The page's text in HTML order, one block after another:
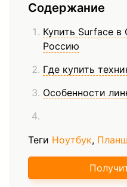
Содержание
Купить Surface
Россию
Где купить
Особенности
Теги Ноутбук,